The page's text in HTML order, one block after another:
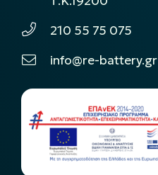
210 55 75 075
info@re-battery.gr